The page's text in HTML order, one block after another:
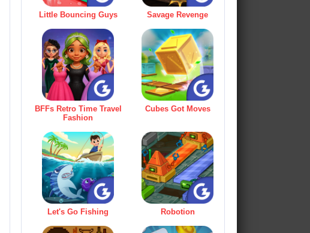
Little Bouncing Guys Savage Revenge
BFFs Retro Time Travel
Fashion
Cubes Got Moves
Let's Go Fishing Robotion